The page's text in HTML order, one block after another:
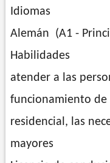
Idiomas
Alemán (A1 -
Habilidades
atender a las
funcionamiento de
residencial, las
mayores